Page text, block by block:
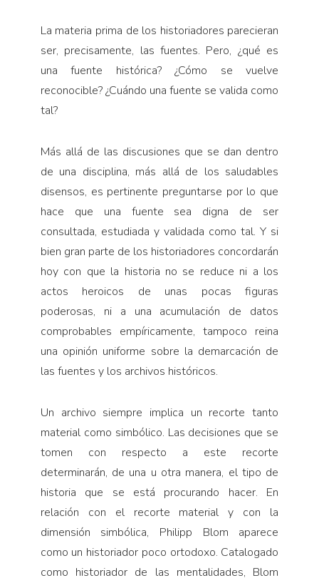
La materia prima de los historiadores parecieran
ser, precisamente, las fuentes. Pero, ¿qué es
una fuente histórica? ¿Cómo se vuelve
reconocible? ¿Cuándo una fuente se valida como
tal?
Más allá de las discusiones que se dan dentro
de una disciplina, más allá de los saludables
disensos, es pertinente preguntarse por lo que
hace que una fuente sea digna de ser
consultada, estudiada y validada como tal. Y si
bien gran parte de los historiadores concordarán
hoy con que la historia no se reduce ni a los
actos heroicos de unas pocas figuras
poderosas, ni a una acumulación de datos
comprobables empíricamente, tampoco reina
una opinión uniforme sobre la demarcación de
las fuentes y los archivos históricos.
Un archivo siempre implica un recorte tanto
material como simbólico. Las decisiones que se
tomen con respecto a este recorte
determinarán, de una u otra manera, el tipo de
historia que se está procurando hacer. En
relación con el recorte material y con la
dimensión simbólica, Philipp Blom aparece
como un historiador poco ortodoxo. Catalogado
como historiador de las mentalidades, Blom